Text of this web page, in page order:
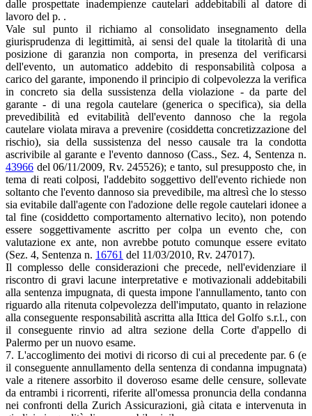
dalle prospettate inadempienze cautelari addebitabili al datore di
lavoro del p. .
Vale sul punto il richiamo al consolidato insegnamento della
giurisprudenza di legittimità, ai sensi del quale la titolarità di una
posizione di garanzia non comporta, in presenza del verificarsi
dell'evento, un automatico addebito di responsabilità colposa a
carico del garante, imponendo il principio di colpevolezza la verifica
in concreto sia della sussistenza della violazione - da parte del
garante - di una regola cautelare (generica o specifica), sia della
prevedibilità ed evitabilità dell'evento dannoso che la regola
cautelare violata mirava a prevenire (cosiddetta concretizzazione del
rischio), sia della sussistenza del nesso causale tra la condotta
ascrivibile al garante e l'evento dannoso (Cass., Sez. 4, Sentenza n.
43966 del 06/11/2009, Rv. 245526); e tanto, sul presupposto che, in
tema di reati colposi, l'addebito soggettivo dell'evento richiede non
soltanto che l'evento dannoso sia prevedibile, ma altresì che lo stesso
sia evitabile dall'agente con l'adozione delle regole cautelari idonee a
tal fine (cosiddetto comportamento alternativo lecito), non potendo
essere soggettivamente ascritto per colpa un evento che, con
valutazione ex ante, non avrebbe potuto comunque essere evitato
(Sez. 4, Sentenza n. 16761 del 11/03/2010, Rv. 247017).
Il complesso delle considerazioni che precede, nell'evidenziare il
riscontro di gravi lacune interpretative e motivazionali addebitabili
alla sentenza impugnata, di questa impone l'annullamento, tanto con
riguardo alla ritenuta colpevolezza dell'imputato, quanto in relazione
alla conseguente responsabilità ascritta alla Ittica del Golfo s.r.l., con
il conseguente rinvio ad altra sezione della Corte d'appello di
Palermo per un nuovo esame.
7. L'accoglimento dei motivi di ricorso di cui al precedente par. 6 (e
il conseguente annullamento della sentenza di condanna impugnata)
vale a ritenere assorbito il doveroso esame delle censure, sollevate
da entrambi i ricorrenti, riferite all'omessa pronuncia della condanna
nei confronti della Zurich Assicurazioni, già citata e intervenuta in